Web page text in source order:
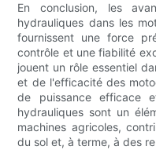
En conclusion, les
hydrauliques dans les
fournissent une force
contrôle et une fiabilité
jouent un rôle essentiel
et de l'efficacité des
de puissance efficace
hydrauliques sont un
machines agricoles,
du sol et, à terme, à des